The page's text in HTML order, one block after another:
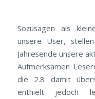
Sozusagen als
unsere User,
Jahresende unsere
Aufmerksamen
die 2.8 damit
enthielt jedoch